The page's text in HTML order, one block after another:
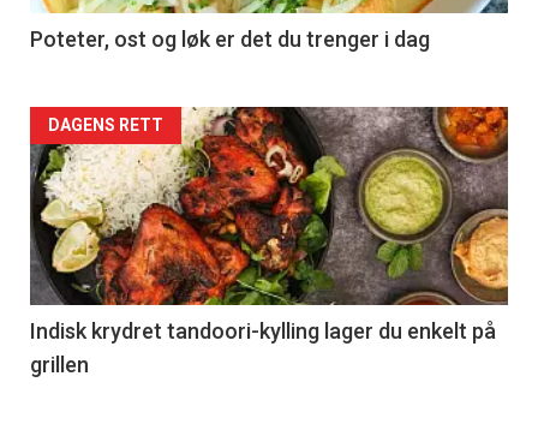
Poteter, ost og løk er det du trenger i dag
Forsiden
akkurat
nå
-
2
DAGENS RETT
Indisk krydret tandoori-kylling lager du enkelt på
grillen